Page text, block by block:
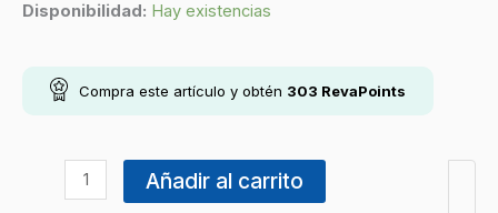
Disponibilidad: Hay existencias
Compra este artículo y obtén 303 RevaPoints
Añadir al carrito